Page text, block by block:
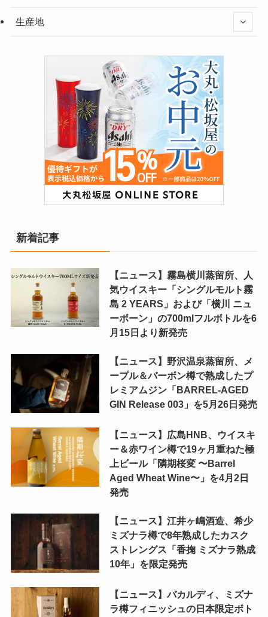
生産地
新着記事
【ニュース】霧島横川蒸留所、人
気ウイスキー「シングルモルト霧
島 2 YEARS」および「横川 ニュ
ーボーン」の700mlフルボトルを6
月15日より新発売
【ニュース】野沢温泉蒸留所、メ
ープル＆バーボン樽で熟成したプ
レミアムジン「BARREL-AGED
GIN Release 003」を5月26日発売
【ニュース】広島HNB、ウイスキ
ー＆赤ワイン樽で19ヶ月重ねた極
上ビール「隣期桜変 〜Barrel
Aged Wheat Wine〜」を4月2日
発売
【ニュース】江井ヶ嶋酒造、希少
ミズナラ樽で8年熟成したカスク
ストレングス「香掬 ミズナラ熟成
10年」を限定発売
【ニュース】バカルディ、ミズナ
ラ樽フィニッシュの日本限定ボト